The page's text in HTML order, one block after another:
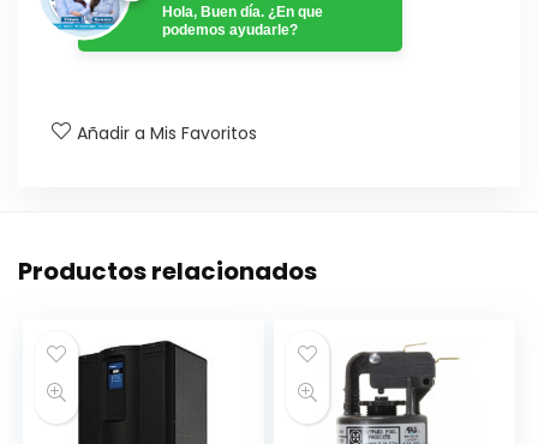
Hola, Buen día. ¿En que
podemos ayudarle?
Añadir a Mis Favoritos
Productos relacionados